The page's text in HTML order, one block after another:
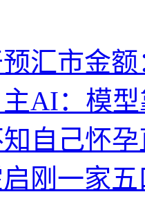
汇市金
AI：模
自己怀
刚一家